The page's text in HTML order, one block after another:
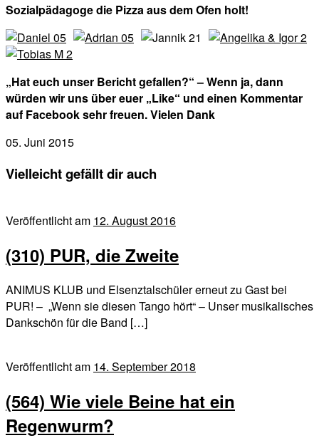
Sozialpädagoge die Pizza aus dem Ofen holt!
„Hat euch unser Bericht gefallen?“ – Wenn ja, dann
würden wir uns über euer „Like“ und einen Kommentar
auf Facebook sehr freuen. Vielen Dank
05. Juni 2015
Vielleicht gefällt dir auch
Veröffentlicht am 12. August 2016
(310) PUR, die Zweite
ANIMUS KLUB und Elsenztalschüler erneut zu Gast bei
PUR! – „Wenn sie diesen Tango hört“ – Unser musikalisches
Dankschön für die Band […]
Veröffentlicht am 14. September 2018
(564) Wie viele Beine hat ein
Regenwurm?